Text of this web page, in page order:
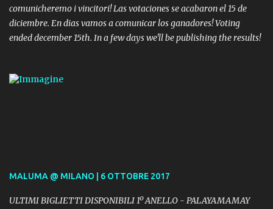
comunicheremo i vincitori! Las votaciones se acabaron el 15 de
diciembre. En dias vamos a comunicar los ganadores! Voting
ended december 15th. In a few days we'll be publishing the results!
MALUMA @ MILANO | 6 OTTOBRE 2017
ULTIMI BIGLIETTI DISPONIBILI 1º ANELLO - PALAYAMAMAY